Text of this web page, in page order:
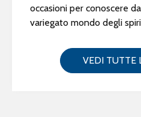
occasioni per conoscere
variegato mondo degli
VEDI TUTTE